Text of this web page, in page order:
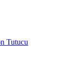
Tutucu